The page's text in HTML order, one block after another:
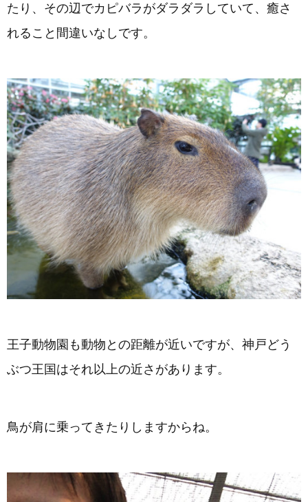
たり、その辺でカピバラがダラダラしていて、癒さ
れること間違いなしです。
王子動物園も動物との距離が近いですが、神戸どう
ぶつ王国はそれ以上の近さがあります。
鳥が肩に乗ってきたりしますからね。